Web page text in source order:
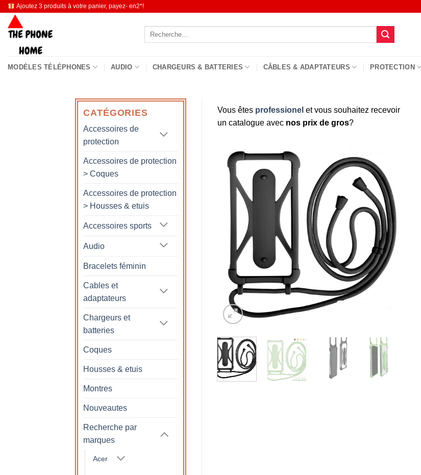
Passer
contenu
Ajoutez 3 produits à votre panier, payez- en2*!
Recherche
MODÈLES TÉLÉPHONES AUDIO CHARGEURS & BATTERIES CÂBLES & ADAPTATEURS PROTECTION
CATÉGORIES
Accessoires de
protection
Accessoires de protection
> Coques
Accessoires de protection
> Housses & etuis
Accessoires sports
Audio
Bracelets féminin
Cables et
adaptateurs
Chargeurs et
batteries
Coques
Housses & etuis
Montres
Nouveautes
Recherche par
marques
Acer
Vous êtes professionel et vous souhaitez recevoir
un catalogue avec nos prix de gros?